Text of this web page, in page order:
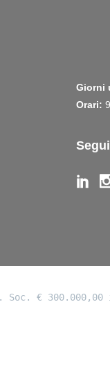
Giorni
Orari:
Soc. €